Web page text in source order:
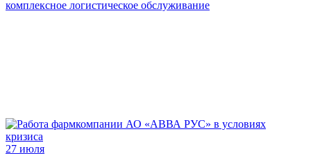
комплексное логистическое обслуживание
27 июля